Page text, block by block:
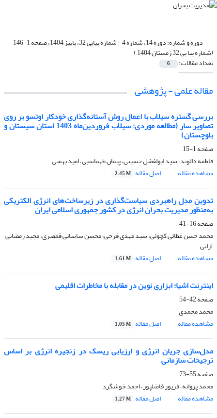
دوره و شماره: دوره 14، شماره 4 - شماره پیاپی 32، پاییز 1404، صفحه 1-146
(شماره پیا پی 32 زمستان 1404 )
تعداد مقالات: 6
مقاله علمی - پژوهشی
بررسی گستره سیلاب با اعمال روش آستانه‌گذاری خودکار اوتسو بر روی
تصاویر سار (مطالعه موردی: سیلاب فروردین‌ماه 1403 استان سیستان و
بلوچستان)
صفحه1-15
فاطمه دالوند، سید ابولفضل حسینی، پیمان طهماسبی، امید بهمنی
مشاهده مقاله
اصل مقاله 2.45 M
تدوین مدل راهبردی سیاست‌گذاری در زیرساخت‌های انرژی الکتریکی
به‌منظور مدیریت بحران انرژی در کشور جمهوری اسلامی ایران
صفحه16-41
محمد حسن عطائی کچوئی، سید مهدی فرحی، محسن ساسانی قمصری، مجید رمضانی
آرانی
مشاهده مقاله
اصل مقاله 1.61 M
اینترنت اشیا؛ ابزاری نوین در مقابله با مخاطرات اقلیمی
صفحه42-54
محمد محمدی
مشاهده مقاله
اصل مقاله 1.05 M
مدل‌سازی جریان انرژی و ارزیابی ریسک در زنجیره انرژی بر اساس
ترجیحات سازمانی
صفحه55-73
محمد پروانه، فریور فاضلپور، احمد خوشگرد
مشاهده مقاله
اصل مقاله 1.27 M